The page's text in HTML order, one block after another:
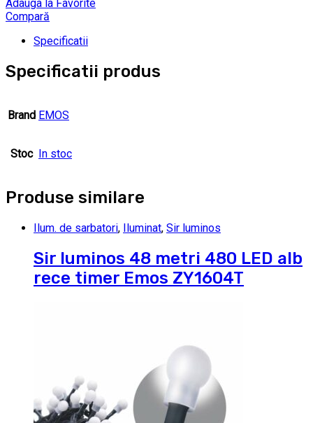
Adauga la Favorite
Compară
Specificatii
Specificatii produs
Brand EMOS
Stoc In stoc
Produse similare
Ilum. de sarbatori, Iluminat, Sir luminos
Sir luminos 48 metri 480 LED alb
rece timer Emos ZY1604T